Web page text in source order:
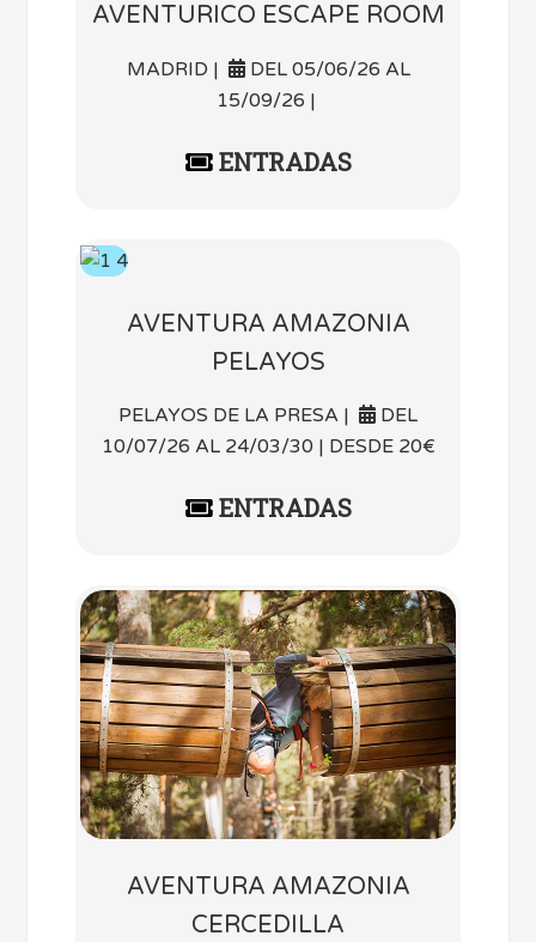
AVENTURICO ESCAPE ROOM
MADRID |
DEL 05/06/26 AL
15/09/26 |
ENTRADAS
AVENTURA AMAZONIA
PELAYOS
PELAYOS DE LA PRESA |
DEL
10/07/26 AL 24/03/30 | DESDE 20€
ENTRADAS
AVENTURA AMAZONIA
CERCEDILLA